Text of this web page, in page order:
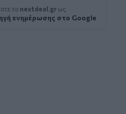
το nextdeal.gr ως
ενημέρωσης στο Google